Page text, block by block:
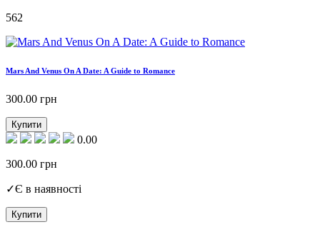
562
Mars And Venus On A Date: A Guide to Romance
300.00 грн
Купити
0.00
300.00 грн
✓Є в наявності
Купити